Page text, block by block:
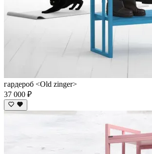
гардероб <Old zinger>
37 000 ₽